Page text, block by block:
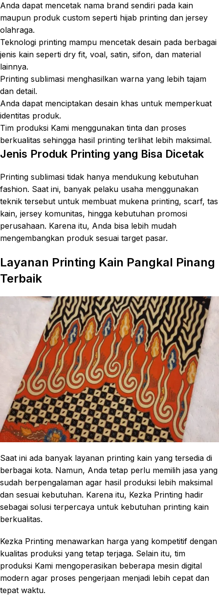
Anda dapat mencetak nama brand sendiri pada kain
maupun produk custom seperti hijab printing dan jersey
olahraga.
Teknologi printing mampu mencetak desain pada berbagai
jenis kain seperti dry fit, voal, satin, sifon, dan material
lainnya.
Printing sublimasi menghasilkan warna yang lebih tajam
dan detail.
Anda dapat menciptakan desain khas untuk memperkuat
identitas produk.
Tim produksi Kami menggunakan tinta dan proses
berkualitas sehingga hasil printing terlihat lebih maksimal.
Jenis Produk Printing yang Bisa Dicetak
Printing sublimasi tidak hanya mendukung kebutuhan
fashion. Saat ini, banyak pelaku usaha menggunakan
teknik tersebut untuk membuat mukena printing, scarf, tas
kain, jersey komunitas, hingga kebutuhan promosi
perusahaan. Karena itu, Anda bisa lebih mudah
mengembangkan produk sesuai target pasar.
Layanan Printing Kain Pangkal Pinang
Terbaik
Saat ini ada banyak layanan printing kain yang tersedia di
berbagai kota. Namun, Anda tetap perlu memilih jasa yang
sudah berpengalaman agar hasil produksi lebih maksimal
dan sesuai kebutuhan. Karena itu, Kezka Printing hadir
sebagai solusi terpercaya untuk kebutuhan printing kain
berkualitas.
Kezka Printing menawarkan harga yang kompetitif dengan
kualitas produksi yang tetap terjaga. Selain itu, tim
produksi Kami mengoperasikan beberapa mesin digital
modern agar proses pengerjaan menjadi lebih cepat dan
tepat waktu.